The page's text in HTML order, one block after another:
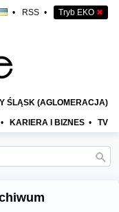
• RSS • Tryb EKO ✖
ŚLĄSK (AGLOMERACJA)
• KARIERA I BIZNES • TV